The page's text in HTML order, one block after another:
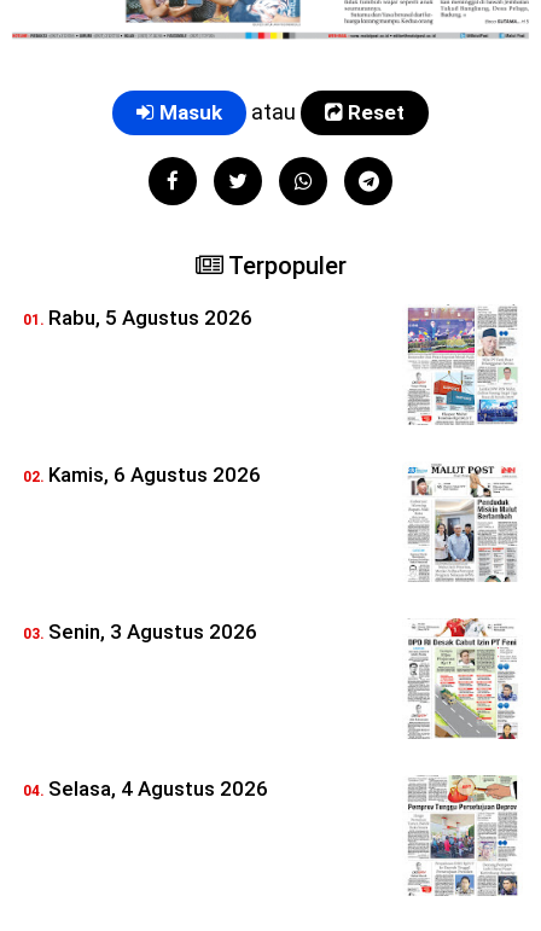
Masuk atau Reset
Terpopuler
Rabu, 5 Agustus 2026
Kamis, 6 Agustus 2026
Senin, 3 Agustus 2026
Selasa, 4 Agustus 2026